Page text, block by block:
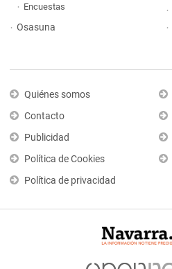
Encuestas
Osasuna
Quiénes somos
Contacto
Publicidad
Política de Cookies
Política de privacidad